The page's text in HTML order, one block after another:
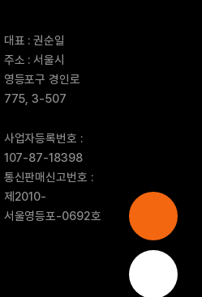
대표 : 권순일
주소 : 서울시
영등포구 경인로
775, 3-507
사업자등록번호 :
107-87-18398
통신판매신고번호 :
제2010-
서울영등포-0692호